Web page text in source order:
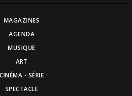
MAGAZINES
AGENDA
MUSIQUE
ART
CINÉMA - SÉRIE
SPECTACLE